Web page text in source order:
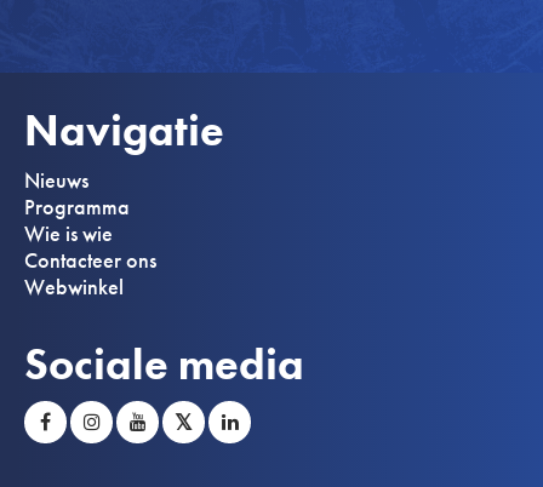
Navigatie
Nieuws
Programma
Wie is wie
Contacteer ons
Webwinkel
Sociale media
𝕏